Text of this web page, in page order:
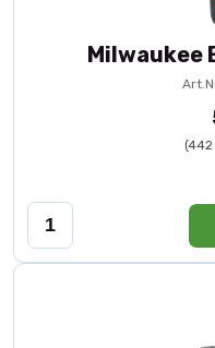
Milwaukee
(442